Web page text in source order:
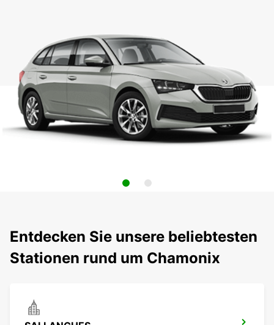
Entdecken Sie unsere beliebtesten
Stationen rund um Chamonix